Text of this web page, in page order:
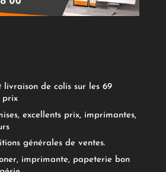
livraison de colis sur les 69
prix
excellents prix, imprimantes,
générales de ventes.
imprimante, papeterie bon